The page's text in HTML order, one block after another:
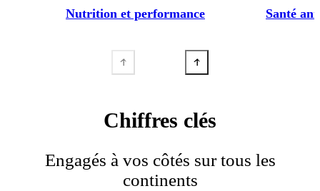
Nutrition et performance Santé
Chiffres clés
Engagés à vos côtés sur tous les
continents